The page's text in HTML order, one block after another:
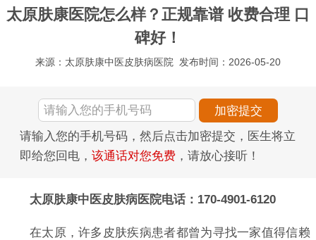
太原肤康医院怎么样？正规靠谱 收费合理 口
碑好！
来源：太原肤康中医皮肤病医院 发布时间：2026-05-20
请输入您的手机号码，然后点击加密提交，医生将立
即给您回电， 该通话对您免费 ，请放心接听！
太原肤康中医皮肤病医院电话：170-4901-6120
在太原，许多皮肤疾病患者都曾为寻找一家值得信赖